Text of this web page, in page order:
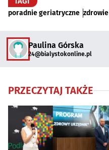
poradnie geriatryczne zdrowie
Paulina Górska
24@bialystokonline.pl
PRZECZYTAJ TAKŻE